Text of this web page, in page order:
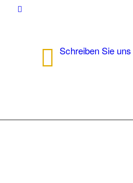
Schreiben Sie uns